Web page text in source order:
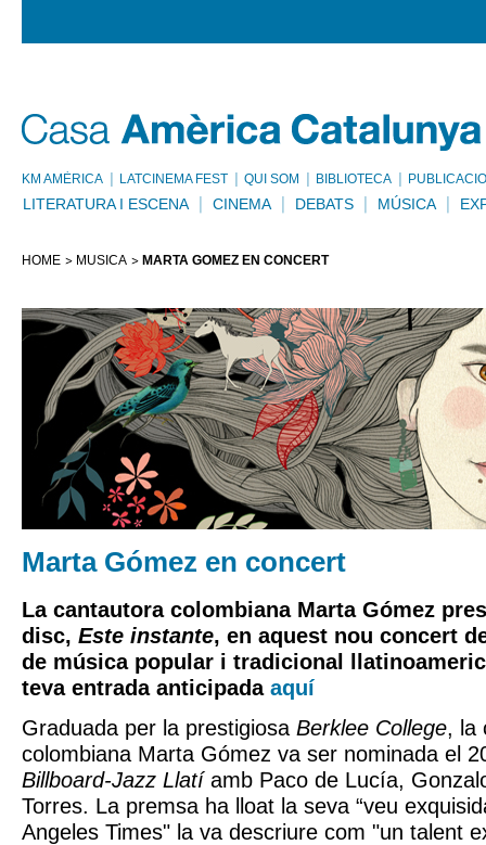
KM AMÈRICA LATCINEMA FEST QUI SOM BIBLIOTECA
LITERATURA I ESCENA CINEMA DEBATS MÚSICA
HOME MÚSICA MARTA GÓMEZ EN CONCERT
Marta Gómez en concert
La cantautora colombiana Marta Gómez
disc, Este instante, en aquest nou concert
de música popular i tradicional
teva entrada anticipada aquí
Graduada per la prestigiosa Berklee College, la
colombiana Marta Gómez va ser nominada el
Billboard-Jazz Llatíamb Paco de Lucía,
Torres. La premsa ha lloat la seva “veu
Angeles Times" la va descriure com "un talent